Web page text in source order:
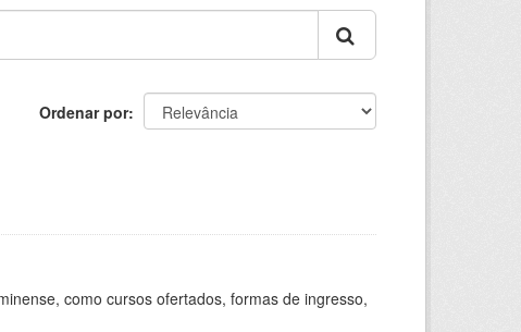
Ordenar por
como cursos ofertados, formas de ingresso,